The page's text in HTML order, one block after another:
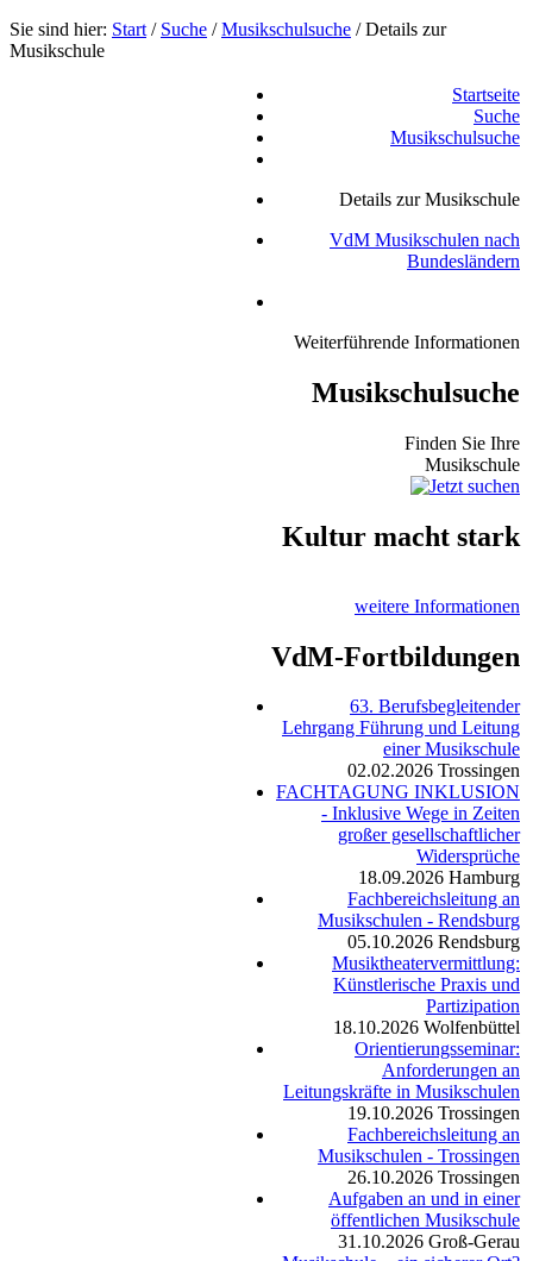
Sie sind hier: Start / Suche /Musikschulsuche /Details zur
Musikschule
Startseite
Suche
Musikschulsuche
Details zur Musikschule
VdM Musikschulen nach
Bundesländern
Weiterführende Informationen
Musikschulsuche
Finden Sie Ihre
Musikschule
Kultur macht stark
weitere Informationen
VdM-Fortbildungen
63. Berufsbegleitender
Lehrgang Führung und Leitung
einer Musikschule
02.02.2026 Trossingen
FACHTAGUNG INKLUSION
- Inklusive Wege in Zeiten
großer gesellschaftlicher
Widersprüche
18.09.2026 Hamburg
Fachbereichsleitung an
Musikschulen - Rendsburg
05.10.2026 Rendsburg
Musiktheatervermittlung:
Künstlerische Praxis und
Partizipation
18.10.2026 Wolfenbüttel
Orientierungsseminar:
Anforderungen an
Leitungskräfte in Musikschulen
19.10.2026 Trossingen
Fachbereichsleitung an
Musikschulen - Trossingen
26.10.2026 Trossingen
Aufgaben an und in einer
öffentlichen Musikschule
31.10.2026 Groß-Gerau